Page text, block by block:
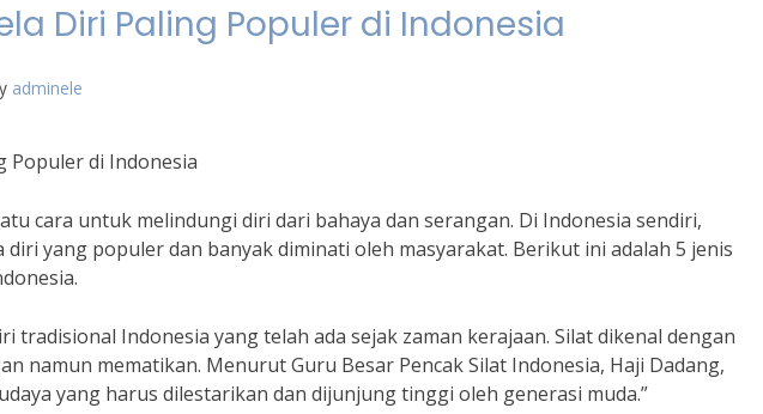
Diri Paling Populer di Indonesia
adminele
Populer di Indonesia
cara untuk melindungi diri dari bahaya dan serangan. Di Indonesia sendiri,
yang populer dan banyak diminati oleh masyarakat. Berikut ini adalah 5 jenis
tradisional Indonesia yang telah ada sejak zaman kerajaan. Silat dikenal dengan
namun mematikan. Menurut Guru Besar Pencak Silat Indonesia, Haji Dadang,
yang harus dilestarikan dan dijunjung tinggi oleh generasi muda.”